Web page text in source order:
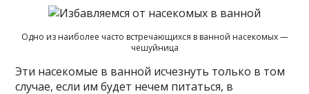
Одно из наиболее часто встречающихся в ванной насекомых —
чешуйница
Эти насекомые в ванной исчезнуть только в том
случае, если им будет нечем питаться, в